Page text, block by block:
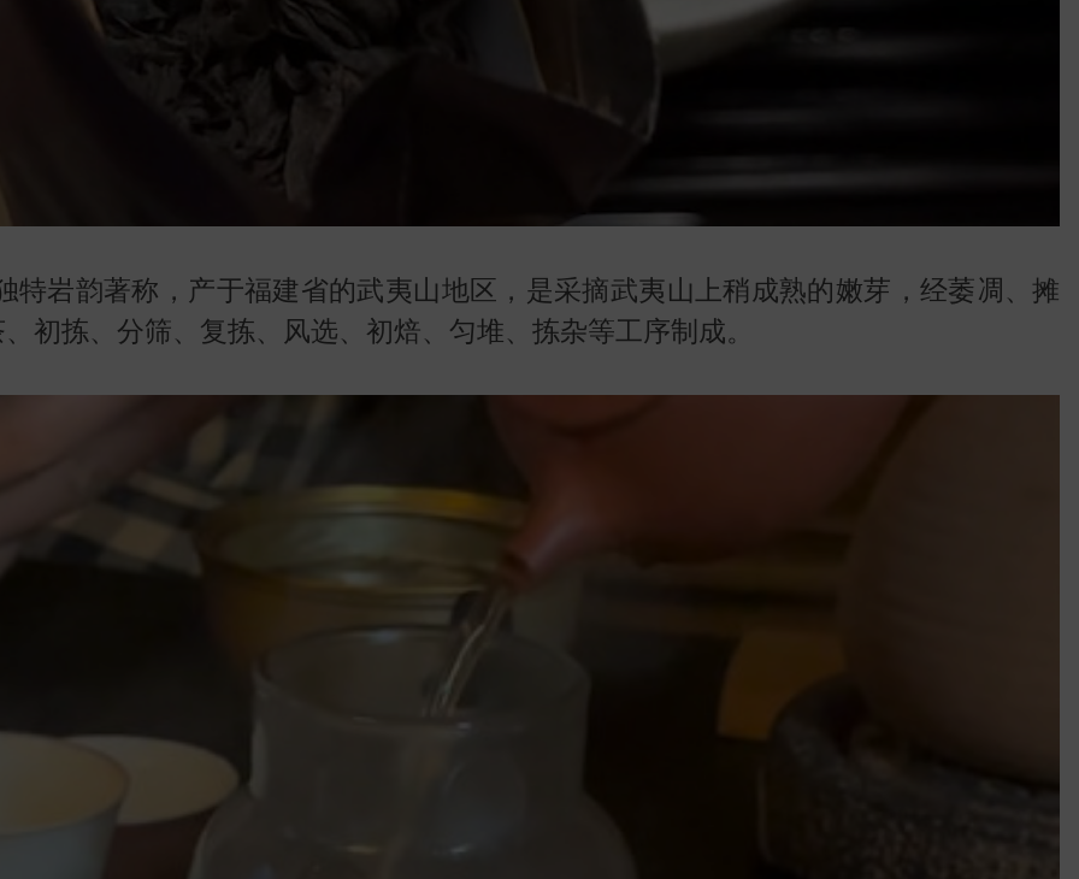
特岩韵著称，产于福建省的武夷山地区，是采摘武夷山上稍成熟的嫩芽，经萎凋、摊
初拣、分筛、复拣、风选、初焙、匀堆、拣杂等工序制成。